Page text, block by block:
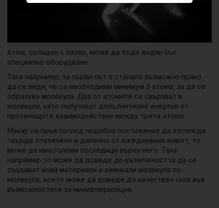
Атом, охладен с лазер, може да бъде видян със
специално оборудване.
Така например, за първи път е станало възможно пряко
да се види, че са необходими минимум 3 атома, за да се
образува молекула. Два от атомите се свързват в
молекула, като получават допълнително енергия от
протичащите взаимодействия между трите атома.
Макар на пръв поглед подобно постижение да изглежда
твърде отвлечено и далечно от ежедневния живот, то
може да има големи последици върху него. Така
например то може да доведе до възможността да се
създават нови материали и химикали молекула по
молекула, което може да доведе до качествен скок във
възможностите за миниатюризация.